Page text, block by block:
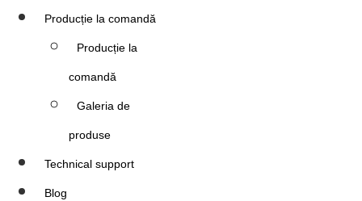
Producție la comandă
Producție la
comandă
Galeria de
produse
Technical support
Blog